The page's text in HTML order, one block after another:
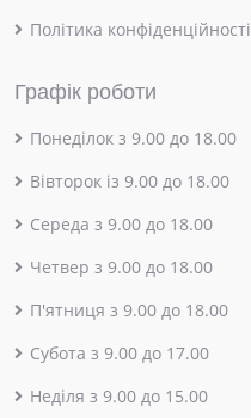
Політика конфіденційності
Графік роботи
Понеділок з 9.00 до 18.00
Вівторок із 9.00 до 18.00
Середа з 9.00 до 18.00
Четвер з 9.00 до 18.00
П'ятниця з 9.00 до 18.00
Субота з 9.00 до 17.00
Неділя з 9.00 до 15.00